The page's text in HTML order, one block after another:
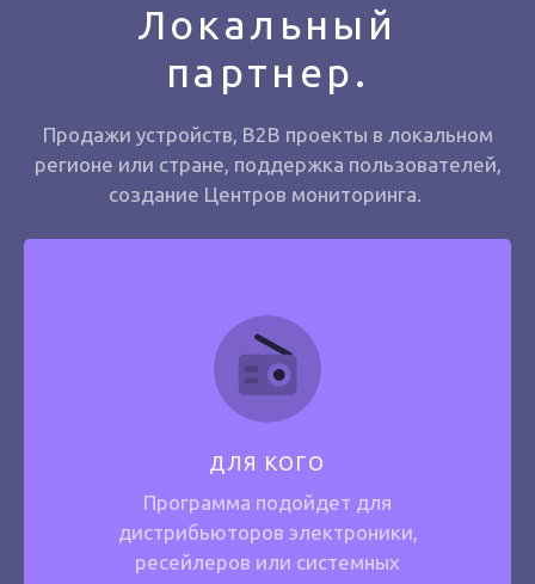
Локальный
партнер.
Продажи устройств, B2B проекты в локальном
регионе или стране, поддержка пользователей,
создание Центров мониторинга.
ДЛЯ КОГО
Программа подойдет для
дистрибьюторов электроники,
ресейлеров или системных